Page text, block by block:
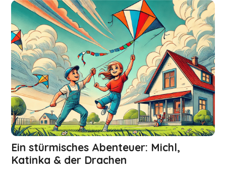
Ein stürmisches Abenteuer: Michl,
Katinka & der Drachen